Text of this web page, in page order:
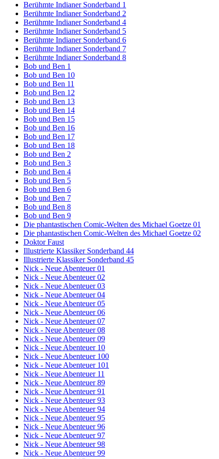
Berühmte Indianer Sonderband 1
Berühmte Indianer Sonderband 2
Berühmte Indianer Sonderband 4
Berühmte Indianer Sonderband 5
Berühmte Indianer Sonderband 6
Berühmte Indianer Sonderband 7
Berühmte Indianer Sonderband 8
Bob und Ben 1
Bob und Ben 10
Bob und Ben 11
Bob und Ben 12
Bob und Ben 13
Bob und Ben 14
Bob und Ben 15
Bob und Ben 16
Bob und Ben 17
Bob und Ben 18
Bob und Ben 2
Bob und Ben 3
Bob und Ben 4
Bob und Ben 5
Bob und Ben 6
Bob und Ben 7
Bob und Ben 8
Bob und Ben 9
Die phantastischen Comic-Welten des Michael Goetze 01
Die phantastischen Comic-Welten des Michael Goetze 02
Doktor Faust
Illustrierte Klassiker Sonderband 44
Illustrierte Klassiker Sonderband 45
Nick - Neue Abenteuer 01
Nick - Neue Abenteuer 02
Nick - Neue Abenteuer 03
Nick - Neue Abenteuer 04
Nick - Neue Abenteuer 05
Nick - Neue Abenteuer 06
Nick - Neue Abenteuer 07
Nick - Neue Abenteuer 08
Nick - Neue Abenteuer 09
Nick - Neue Abenteuer 10
Nick - Neue Abenteuer 100
Nick - Neue Abenteuer 101
Nick - Neue Abenteuer 11
Nick - Neue Abenteuer 89
Nick - Neue Abenteuer 91
Nick - Neue Abenteuer 93
Nick - Neue Abenteuer 94
Nick - Neue Abenteuer 95
Nick - Neue Abenteuer 96
Nick - Neue Abenteuer 97
Nick - Neue Abenteuer 98
Nick - Neue Abenteuer 99